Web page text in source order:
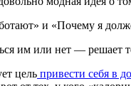
и «Почему я
им или нет — решает
цель привести себя в